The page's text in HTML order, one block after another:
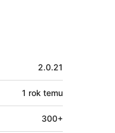
2.0.21
1 rok temu
300+